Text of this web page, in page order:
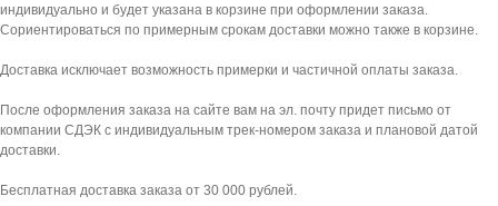
индивидуально и будет указана в корзине при оформлении заказа.
Сориентироваться по примерным срокам доставки можно также в корзине.
Доставка исключает возможность примерки и частичной оплаты заказа.
После оформления заказа на сайте вам на эл. почту придет письмо от
компании СДЭК с индивидуальным трек-номером заказа и плановой датой
доставки.
Бесплатная доставка заказа от 30 000 рублей.
ОБМЕН И ВОЗВРАТ
JORDAN
KICKSBAZAR